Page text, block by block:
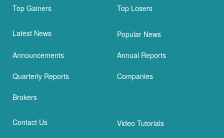
Top Gainers Top Losers
Latest News Popular News
Announcements Annual Reports
Quarterly Reports Companies
Brokers
Contact Us Video Tutorials